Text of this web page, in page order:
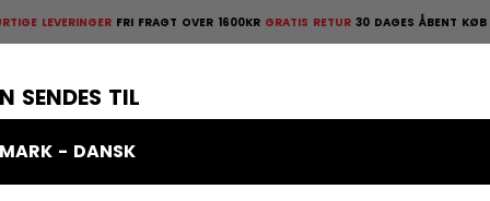
SENDES TIL
- DANSK
FRI FRAGT OVER 1600KRGRATIS RETUR30 DAGES ÅBENT KØB
åbent køb
MÅLMAND